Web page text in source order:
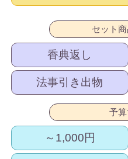
セット
香典返し
法事引き出物
予
～1,000円